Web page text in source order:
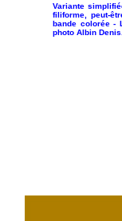
Variante
filiforme, peut-
bande colorée -
photo Albin Denis.